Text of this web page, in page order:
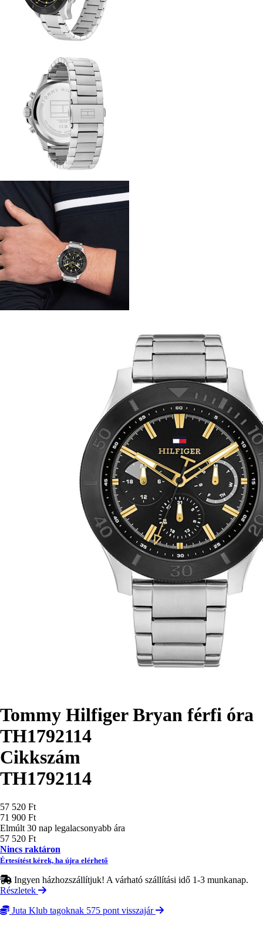
Tommy Hilfiger Bryan férfi óra
TH1792114
Cikkszám
TH1792114
Ár
57 520 Ft
71 900 Ft
Elmúlt 30 nap legalacsonyabb ára
57 520 Ft
Nincs raktáron
Értesítést kérek, ha újra elérhető
Ingyen házhozszállítjuk! A várható szállítási idő 1-3 munkanap.
Részletek
Juta Klub tagoknak 575 pont visszajár